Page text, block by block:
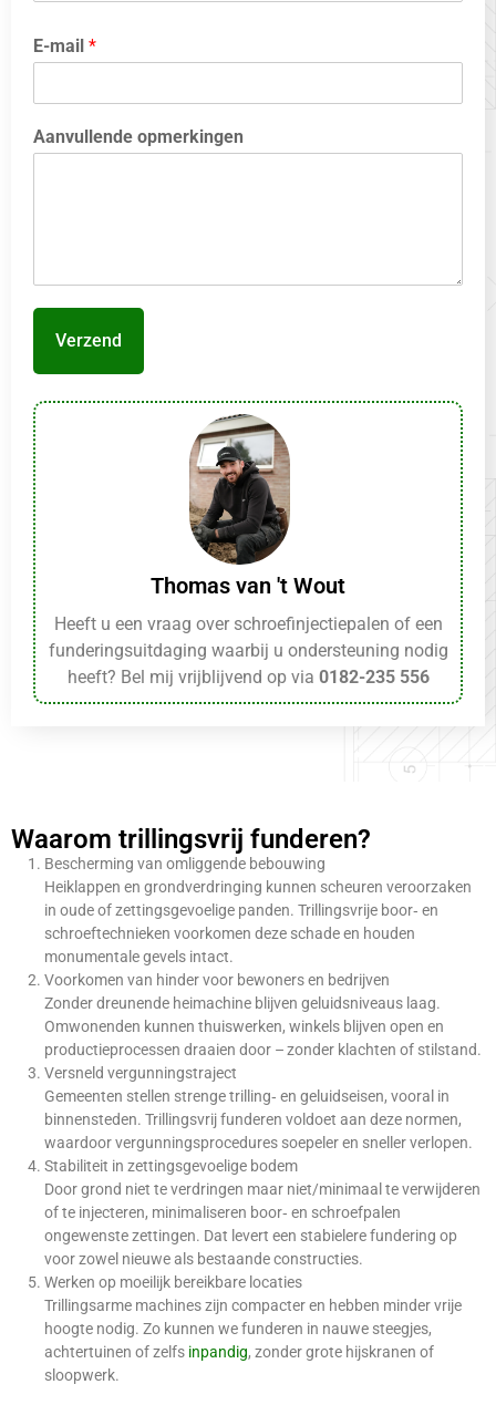
E-mail *
Aanvullende opmerkingen
Verzend
Thomas van 't Wout
Heeft u een vraag over schroefinjectiepalen of een
funderingsuitdaging waarbij u ondersteuning nodig
heeft? Bel mij vrijblijvend op via 0182-235 556
Waarom trillingsvrij funderen?
Bescherming van omliggende bebouwing
Heiklappen en grondverdringing kunnen scheuren veroorzaken
in oude of zettingsgevoelige panden. Trillingsvrije boor‑ en
schroeftechnieken voorkomen deze schade en houden
monumentale gevels intact.
Voorkomen van hinder voor bewoners en bedrijven
Zonder dreunende heimachine blijven geluidsniveaus laag.
Omwonenden kunnen thuiswerken, winkels blijven open en
productieprocessen draaien door – zonder klachten of stilstand.
Versneld vergunningstraject
Gemeenten stellen strenge trilling‑ en geluidseisen, vooral in
binnensteden. Trillingsvrij funderen voldoet aan deze normen,
waardoor vergunningsprocedures soepeler en sneller verlopen.
Stabiliteit in zettingsgevoelige bodem
Door grond niet te verdringen maar niet/minimaa te verwijderen
of te injecteren, minimaliseren boor‑ en schroefpalen
ongewenste zettingen. Dat levert een stabielere fundering op
voor zowel nieuwe als bestaande constructies.
Werken op moeilijk bereikbare locaties
Trillingsarme machines zijn compacter en hebben minder vrije
hoogte nodig. Zo kunnen we funderen in nauwe steegjes,
achtertuinen of zelfs inpandig, zonder grote hijskranen of
sloopwerk.